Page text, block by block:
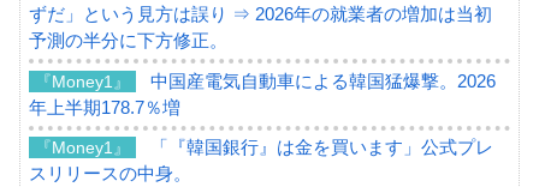
ずだ」という見方は誤り ⇒ 2026年の就業者の増加は当初
予測の半分に下方修正。
『Money1』
中国産電気自動車による韓国猛爆撃。2026
年上半期178.7％増
『Money1』
「『韓国銀行』は金を買います」公式プレ
スリリースの中身。